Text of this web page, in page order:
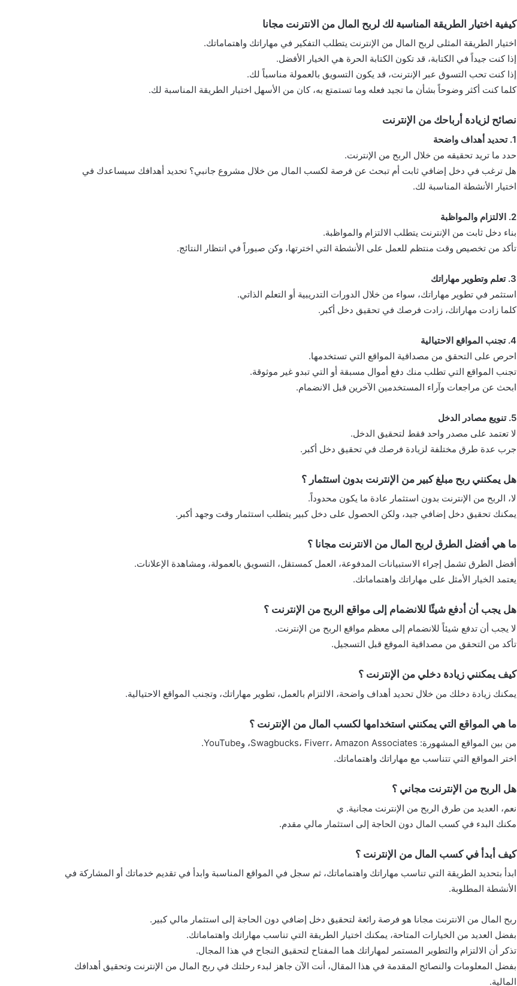
كيفية اختيار الطريقة المناسبة لك لربح المال من الانترنت مجانا
اختيار الطريقة المثلى لربح المال من الإنترنت يتطلب التفكير في مهاراتك واهتماماتك.
إذا كنت جيداً في الكتابة، قد تكون الكتابة الحرة هي الخيار الأفضل.
إذا كنت تحب التسوق عبر الإنترنت، قد يكون التسويق بالعمولة مناسباً لك.
كلما كنت أكثر وضوحاً بشأن ما تجيد فعله وما تستمتع به، كان من الأسهل اختيار الطريقة المناسبة لك.
نصائح لزيادة أرباحك من الإنترنت
1. تحديد أهداف واضحة
حدد ما تريد تحقيقه من خلال الربح من الإنترنت.
هل ترغب في دخل إضافي ثابت أم تبحث عن فرصة لكسب المال من خلال مشروع جانبي؟ تحديد أهدافك سيساعدك في
اختيار الأنشطة المناسبة لك.
2. الالتزام والمواظبة
بناء دخل ثابت من الإنترنت يتطلب الالتزام والمواظبة.
تأكد من تخصيص وقت منتظم للعمل على الأنشطة التي اخترتها، وكن صبوراً في انتظار النتائج.
3. تعلم وتطوير مهاراتك
استثمر في تطوير مهاراتك، سواء من خلال الدورات التدريبية أو التعلم الذاتي.
كلما زادت مهاراتك، زادت فرصك في تحقيق دخل أكبر.
4. تجنب المواقع الاحتيالية
احرص على التحقق من مصداقية المواقع التي تستخدمها.
تجنب المواقع التي تطلب منك دفع أموال مسبقة أو التي تبدو غير موثوقة.
ابحث عن مراجعات وآراء المستخدمين الآخرين قبل الانضمام.
5. تنويع مصادر الدخل
لا تعتمد على مصدر واحد فقط لتحقيق الدخل.
جرب عدة طرق مختلفة لزيادة فرصك في تحقيق دخل أكبر.
هل يمكنني ربح مبلغ كبير من الإنترنت بدون استثمار ؟
لا، الربح من الإنترنت بدون استثمار عادة ما يكون محدوداً.
يمكنك تحقيق دخل إضافي جيد، ولكن الحصول على دخل كبير يتطلب استثمار وقت وجهد أكبر.
ما هي أفضل الطرق لربح المال من الانترنت مجانا ؟
أفضل الطرق تشمل إجراء الاستبيانات المدفوعة، العمل كمستقل، التسويق بالعمولة، ومشاهدة الإعلانات.
يعتمد الخيار الأمثل على مهاراتك واهتماماتك.
هل يجب أن أدفع شيئًا للانضمام إلى مواقع الربح من الإنترنت ؟
لا يجب أن تدفع شيئاً للانضمام إلى معظم مواقع الربح من الإنترنت.
تأكد من التحقق من مصداقية الموقع قبل التسجيل.
كيف يمكنني زيادة دخلي من الإنترنت ؟
يمكنك زيادة دخلك من خلال تحديد أهداف واضحة، الالتزام بالعمل، تطوير مهاراتك، وتجنب المواقع الاحتيالية.
ما هي المواقع التي يمكنني استخدامها لكسب المال من الإنترنت ؟
من بين المواقع المشهورة: Swagbucks، Fiverr، Amazon Associates، وYouTube.
اختر المواقع التي تتناسب مع مهاراتك واهتماماتك.
هل الربح من الإنترنت مجاني ؟
نعم، العديد من طرق الربح من الإنترنت مجانية. ي
مكنك البدء في كسب المال دون الحاجة إلى استثمار مالي مقدم.
كيف أبدأ في كسب المال من الإنترنت ؟
ابدأ بتحديد الطريقة التي تناسب مهاراتك واهتماماتك، ثم سجل في المواقع المناسبة وابدأ في تقديم خدماتك أو المشاركة في
الأنشطة المطلوبة.
ربح المال من الانترنت مجانا هو فرصة رائعة لتحقيق دخل إضافي دون الحاجة إلى استثمار مالي كبير.
بفضل العديد من الخيارات المتاحة، يمكنك اختيار الطريقة التي تناسب مهاراتك واهتماماتك.
تذكر أن الالتزام والتطوير المستمر لمهاراتك هما المفتاح لتحقيق النجاح في هذا المجال.
بفضل المعلومات والنصائح المقدمة في هذا المقال، أنت الآن جاهز لبدء رحلتك في ربح المال من الإنترنت وتحقيق أهدافك
المالية.